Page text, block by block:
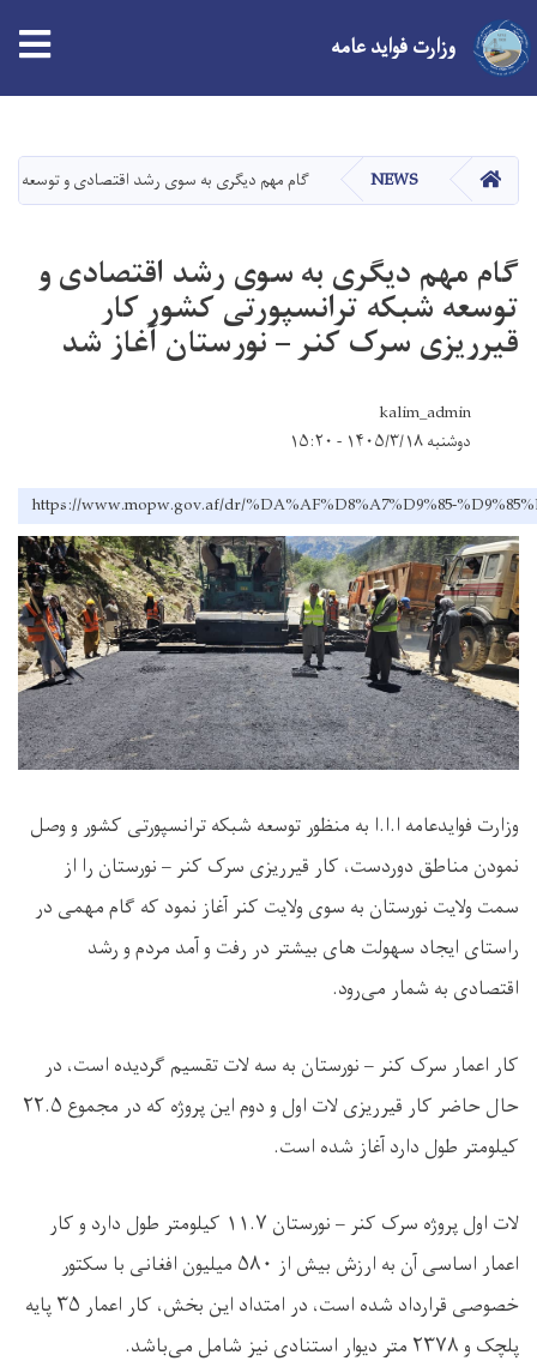
main
content
وزارت فواید عامه
صفحه اصلیNEWS گام مهم دیگری به سوی رشد اقتصادی و توسعه
گام مهم دیگری به سوی رشد اقتصادی و
توسعه شبکه ترانسپورتی کشور کار
قیرریزی سرک کنر – نورستان آغاز شد
kalim_admin
دوشنبه ۱۴۰۵/۳/۱۸ - ۱۵:۲۰
https://www.mopw.gov.af/dr/%DA%AF%D8%A7%D9%85-
وزارت فوایدعامه ا.ا.ا به منظور توسعه شبکه ترانسپورتی کشور و وصل
نمودن مناطق دوردست، کار قیرریزی سرک کنر – نورستان را از
سمت ولایت نورستان به سوی ولایت کنر آغاز نمود که گام مهمی در
راستای ایجاد سهولت های بیشتر در رفت و آمد مردم و رشد
اقتصادی به شمار می‌رود.
کار اعمار سرک کنر – نورستان به سه لات تقسیم گردیده است، در
حال حاضر کار قیرریزی لات اول و دوم این پروژه که در مجموع ۲۲.۵
کیلومتر طول دارد آغاز شده است.
لات اول پروژه سرک کنر – نورستان ۱۱.۷ کیلومتر طول دارد و کار
اعمار اساسی آن به ارزش بیش از ۵۸۰ میلیون افغانی با سکتور
خصوصی قرارداد شده است، در امتداد این بخش، کار اعمار۳۵پایه
پلچک و۲۳۷۸ متر دیوار استنادی نیز شامل می‌باشد.